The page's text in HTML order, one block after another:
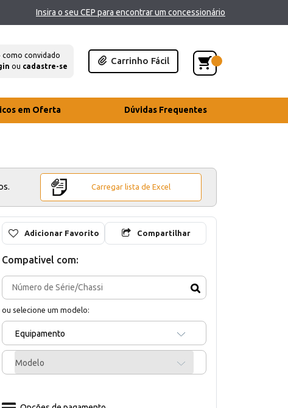
Insira o seu CEP para encontrar um concessionário
como convidado
ou cadastre-se
Carrinho Fácil
em Oferta Dúvidas Frequentes
Carregar lista de Excel
Adicionar Favorito Compartilhar
Compativel com:
ou selecione um modelo:
Equipamento
Modelo